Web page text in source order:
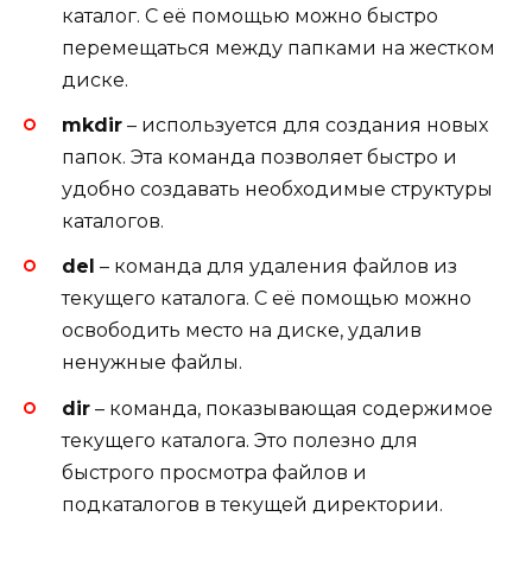
каталог. С её помощью можно быстро
перемещаться между папками на жестком
диске.
mkdir – используется для создания новых
папок. Эта команда позволяет быстро и
удобно создавать необходимые структуры
каталогов.
del – команда для удаления файлов из
текущего каталога. С её помощью можно
освободить место на диске, удалив
ненужные файлы.
dir – команда, показывающая содержимое
текущего каталога. Это полезно для
быстрого просмотра файлов и
подкаталогов в текущей директории.